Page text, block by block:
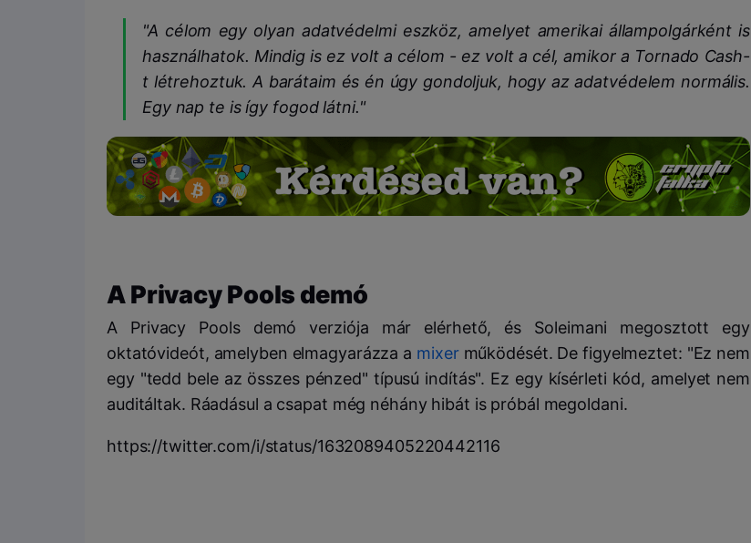
"A célom egy olyan adatvédelmi eszköz, amelyet amerikai állampolgárként is
használhatok. Mindig is ez volt a célom - ez volt a cél, amikor a Tornado Cash-
t létrehoztuk. A barátaim és én úgy gondoljuk, hogy az adatvédelem normális.
Egy nap te is így fogod látni."
A Privacy Pools demó
A Privacy Pools demó verziója már elérhető, és Soleimani megosztott egy
oktatóvideót, amelyben elmagyarázza a mixerműködését. De figyelmeztet: "Ez nem
egy "tedd bele az összes pénzed" típusú indítás". Ez egy kísérleti kód, amelyet nem
auditáltak. Ráadásul a csapat még néhány hibát is próbál megoldani.
https://twitter.com/i/status/1632089405220442116